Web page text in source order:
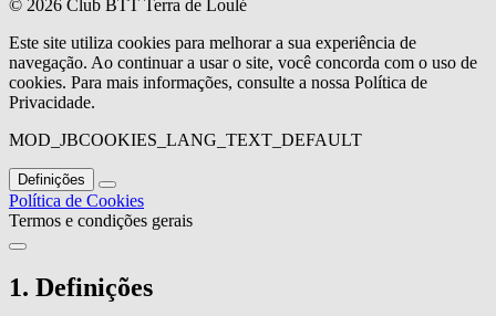
© 2026 Club BTT Terra de Loulé
Este site utiliza cookies para melhorar a sua experiência de
navegação. Ao continuar a usar o site, você concorda com o uso de
cookies. Para mais informações, consulte a nossa Política de
Privacidade.
MOD_JBCOOKIES_LANG_TEXT_DEFAULT
Definições
Política de Cookies
Termos e condições gerais
1. Definições